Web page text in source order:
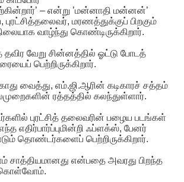
– என்று ’மன்னாதி மன்னன்’
புரட்சித்தலைவர், மரணத்துக்குப் பிறகும்
வாழ்ந்து கொண்டிருக்கிறார்.
வேறு சின்னத்தில் ஓட்டு போடத்
பெற்றிருக்கிறார்.
வைத்து, எம்.ஜி.ஆரின் கடிகாரச் சத்தம்
ரத்தத்தில் கலந்துள்ளார்.
புரட்சித் தலைவரின் பழைய படங்கள்
எதிர்பார்ப்புமின்றி ஃப்ளக்ஸ், பேனர்
தொண்டர்களைப் பெற்றிருக்கிறார்.
சாத்தியமானது என்பதை அவரது பிறந்த
கொள்வோம்.